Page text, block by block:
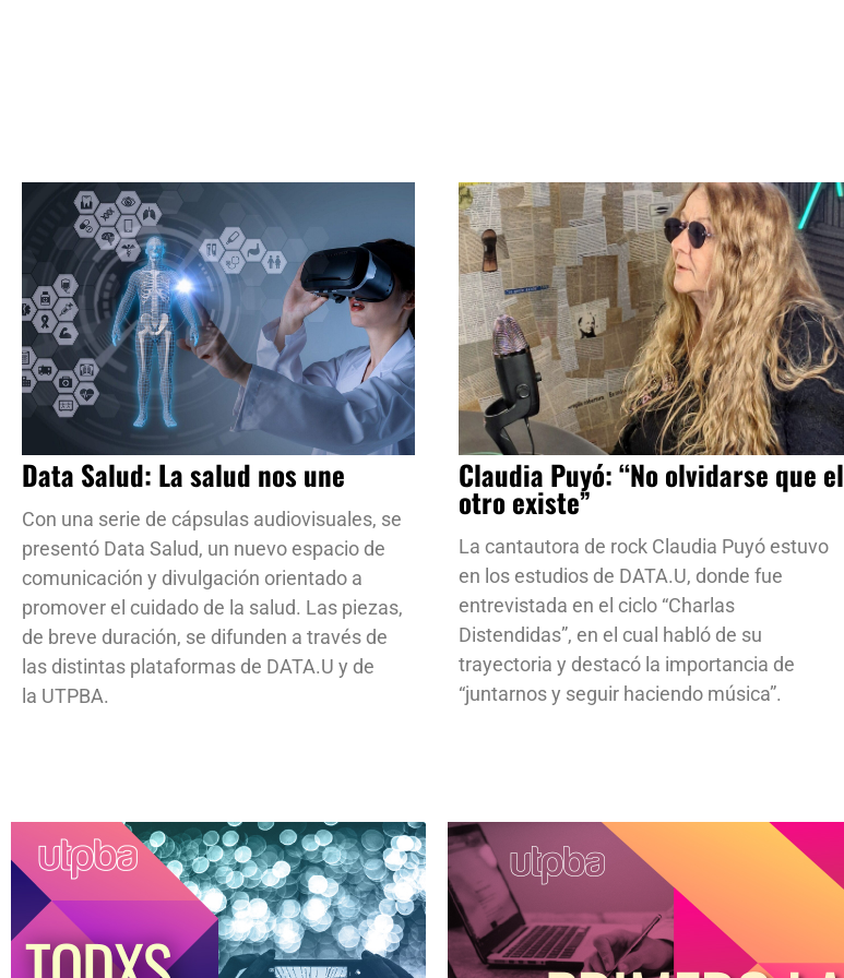
Data Salud: La salud nos une
Con una serie de cápsulas audiovisuales, se
presentó Data Salud, un nuevo espacio de
comunicación y divulgación orientado a
promover el cuidado de la salud. Las piezas,
de breve duración, se difunden a través de
las distintas plataformas de DATA.U y de
la UTPBA.
Claudia Puyó: “No olvidarse que el
otro existe”
La cantautora de rock Claudia Puyó estuvo
en los estudios de DATA.U, donde fue
entrevistada en el ciclo “Charlas
Distendidas”, en el cual habló de su
trayectoria y destacó la importancia de
“juntarnos y seguir haciendo música”.